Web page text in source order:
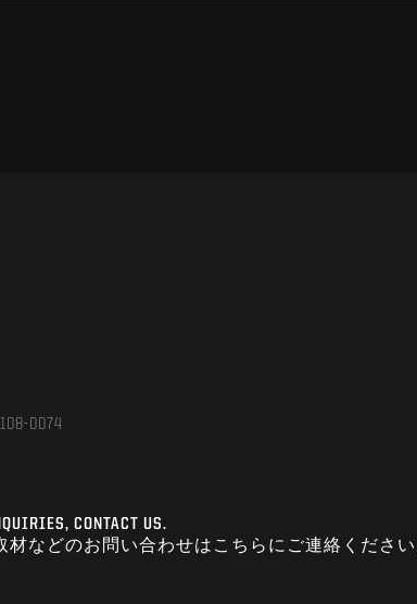
108-0074
CONTACT US.
などのお問い合わせはこちらにご連絡ください